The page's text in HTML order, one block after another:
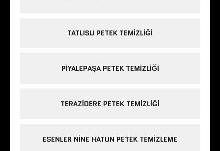
TATLISU PETEK TEMIZLIĞI
PIYALEPAŞA PETEK TEMIZLIĞI
TERAZIDERE PETEK TEMIZLIĞI
ESENLER NINE HATUN PETEK TEMIZLEME